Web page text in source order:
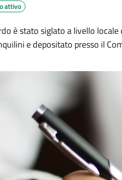
attivo
è stato siglato a livello
e depositato presso il